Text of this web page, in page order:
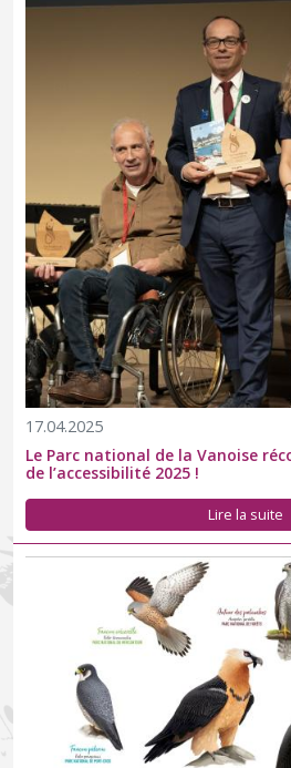
17.04.2025
Le Parc national de la Vanoise
de l’accessibilité 2025 !
Lire la suite
Inspirée des planches dessinées
vous propose de faire connaissance
emblématiques. Levez la tête vers le